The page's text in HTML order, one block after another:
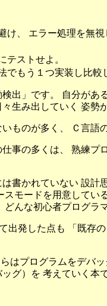
け、 エラー処理を無
テストせよ。
もう１つ実装し比較
出」です。 自分が
生み出していく 姿勢
ものが多く、 Ｃ言語
事の多くは、 熟練
書かれていない 設
モードを用意して
んな初心者プログ
出発した点も 「既
らはプログラムをデ
グ）を 考えていく本で